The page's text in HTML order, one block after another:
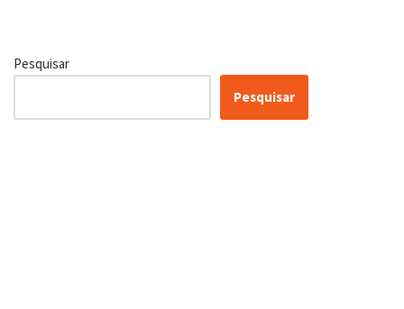
Pesquisar
Pesquisar